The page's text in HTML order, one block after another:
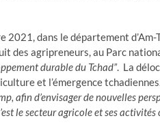
2021, dans le département
des agripreneurs, au Parc
durable du Tchad”. La
et l’émergence
afin d’envisager de nouvelles
le secteur agricole et ses activités